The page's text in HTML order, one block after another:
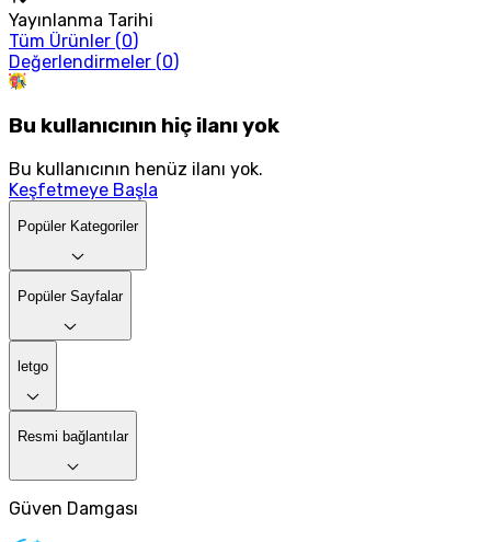
Yayınlanma Tarihi
Tüm Ürünler (0)
Değerlendirmeler (0)
Bu kullanıcının hiç ilanı yok
Bu kullanıcının henüz ilanı yok.
Keşfetmeye Başla
Popüler Kategoriler
Popüler Sayfalar
letgo
Resmi bağlantılar
Güven Damgası